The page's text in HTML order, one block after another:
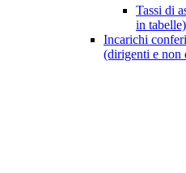
Tassi di
in tabelle)
Incarichi
(dirigenti e non